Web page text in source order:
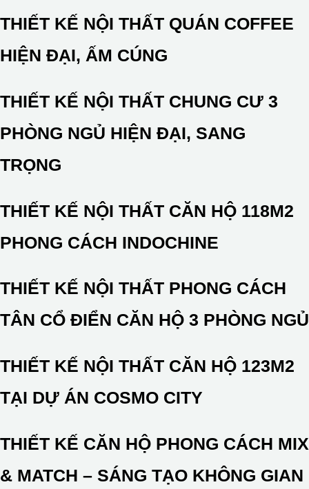
THIẾT KẾ NỘI THẤT QUÁN COFFEE
HIỆN ĐẠI, ẤM CÚNG
THIẾT KẾ NỘI THẤT CHUNG CƯ 3
PHÒNG NGỦ HIỆN ĐẠI, SANG
TRỌNG
THIẾT KẾ NỘI THẤT CĂN HỘ 118M2
PHONG CÁCH INDOCHINE
THIẾT KẾ NỘI THẤT PHONG CÁCH
TÂN CỔ ĐIỂN CĂN HỘ 3 PHÒNG NGỦ
THIẾT KẾ NỘI THẤT CĂN HỘ 123M2
TẠI DỰ ÁN COSMO CITY
THIẾT KẾ CĂN HỘ PHONG CÁCH MIX
& MATCH – SÁNG TẠO KHÔNG GIAN